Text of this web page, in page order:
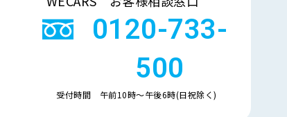
残
0120-733-
500
受付時間 午前10時〜午後6時(日祝除く)